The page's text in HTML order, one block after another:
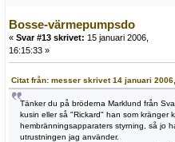
Bosse-värmepumpsdo
« Svar #13 skrivet: 15 januari 2006,
16:15:33 »
Citat från: messer skrivet 14 januari
Tänker du på bröderna Marklund från
kusin eller så "Rickard" han som kränger
hembränningsapparaters styrning, så jo
utrustningen jag använder.